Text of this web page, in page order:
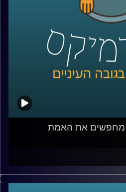
מחפשים את האמת
בחודש דצמבר 2016 יצא מביתו צעיר אמריקני